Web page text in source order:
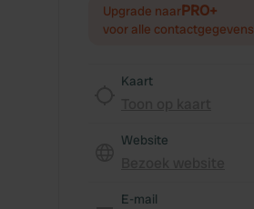
Upgrade naarPRO+
voor alle contactgegevens
Kaart
Website
E-mail